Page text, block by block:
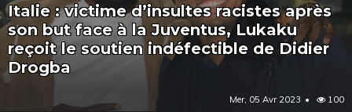
Italie : victime d’insultes racistes après
son but face à la Juventus, Lukaku
reçoit le soutien indéfectible de Didier
Drogba
Mer, 05 Avr 2023 100